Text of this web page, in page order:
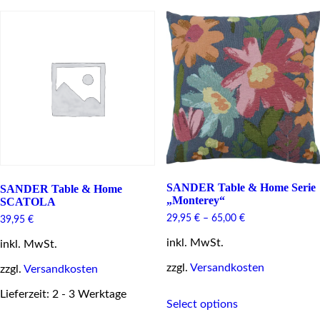
the
product
page
The
options
may
be
chosen
on
the
product
page
SANDER Table & Home
SCATOLA
39,95 €
inkl. MwSt.
zzgl. Versandkosten
Lieferzeit: 2 - 3 Werktage
SANDER Table & Home Serie
„Monterey“
29,95 €– 65,00 €
inkl. MwSt.
zzgl. Versandkosten
Select optionsproduct